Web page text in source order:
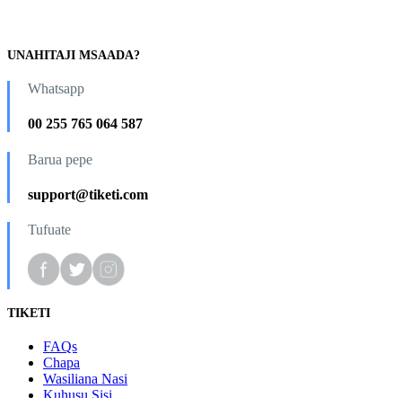
UNAHITAJI MSAADA?
Whatsapp
00 255 765 064 587
Barua pepe
support@tiketi.com
Tufuate
TIKETI
FAQs
Chapa
Wasiliana Nasi
Kuhusu Sisi